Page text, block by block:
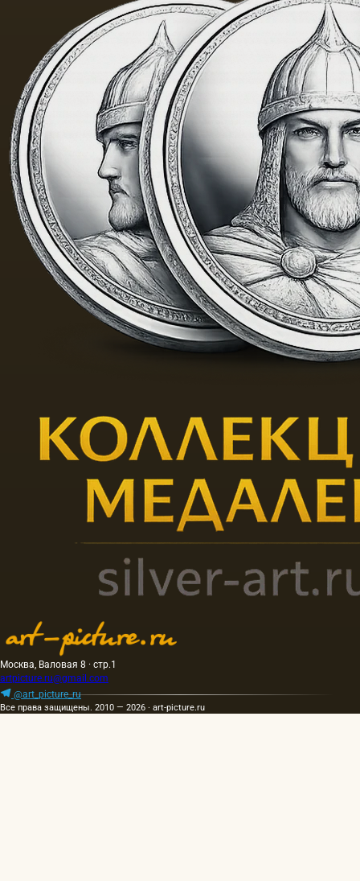
Москва, Валовая 8 · стр.1
artpicture.ru@gmail.com
@art_picture_ru
Все права защищены. 2010 — 2026 · art-picture.ru